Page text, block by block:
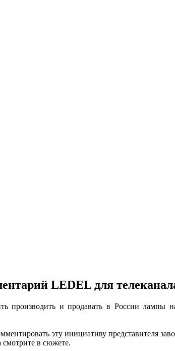
LEDEL для
производить и продавать в России
эту инициативу представителя
в сюжете.